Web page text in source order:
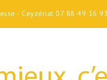
- Ceyzériat 07 88 49 16 93